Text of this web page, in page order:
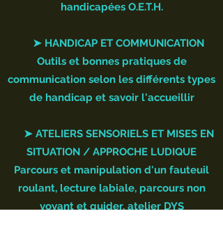
handicapées O.E.T.H.
➤ HANDICAP ET COMMUNICATION
Outils et bonnes pratiques de
communication selon les différents types
de handicap et savoir l'accueillir
➤ ATELIERS SENSORIELS ET MISES EN
SITUATION / APPROCHE LUDIQUE
Parcours et manipulation d'un fauteuil
roulant, lecture labiale, parcours non
voyant et guider, atelier DYS